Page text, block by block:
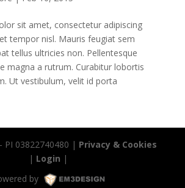
sit amet, consectetur adipiscing
tempor nisl. Mauris feugiat sem
tellus ultricies non. Pellentesque
magna a rutrum. Curabitur lobortis
Ut vestibulum, velit id porta
PI 03822740480 | Privacy & Cookies
| Login |
by